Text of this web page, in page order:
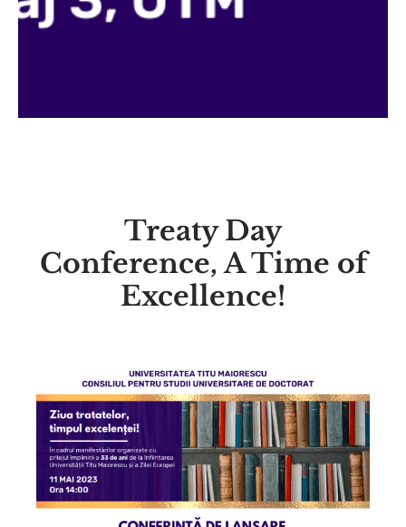
Treaty Day
Conference, A Time of
Excellence!